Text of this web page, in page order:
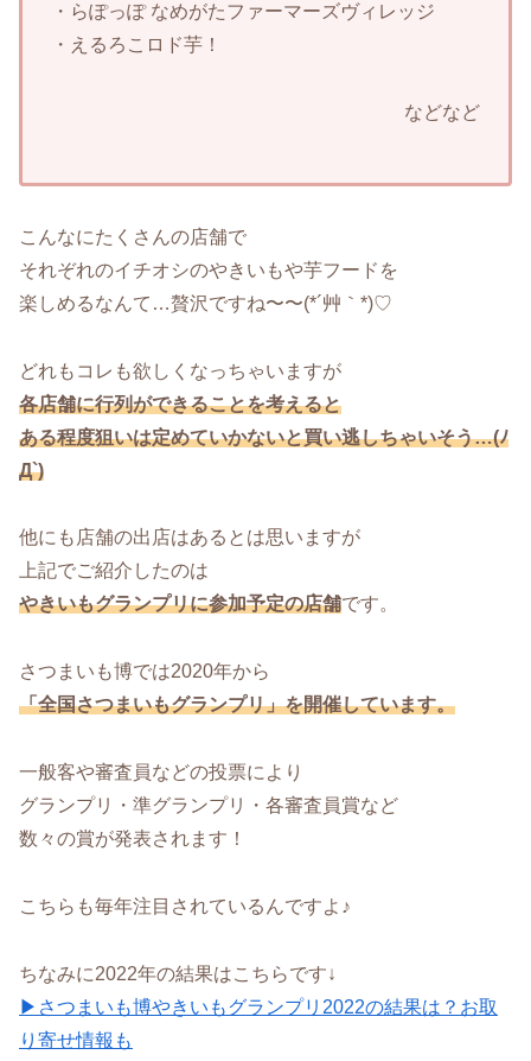
・らぽっぽ なめがたファーマーズヴィレッジ
・えるろこロド芋！
などなど
こんなにたくさんの店舗で
それぞれのイチオシのやきいもや芋フードを
楽しめるなんて…贅沢ですね〜〜(*´艸｀*)♡
どれもコレも欲しくなっちゃいますが
各店舗に行列ができることを考えると
ある程度狙いは定めていかないと買い逃しちゃいそう…(ﾉ
Д`)
他にも店舗の出店はあるとは思いますが
上記でご紹介したのは
やきいもグランプリに参加予定の店舗です。
さつまいも博では2020年から
「全国さつまいもグランプリ」を開催しています。
一般客や審査員などの投票により
グランプリ・準グランプリ・各審査員賞など
数々の賞が発表されます！
こちらも毎年注目されているんですよ♪
ちなみに2022年の結果はこちらです↓
▶さつまいも博やきいもグランプリ2022の結果は？お取
り寄せ情報も